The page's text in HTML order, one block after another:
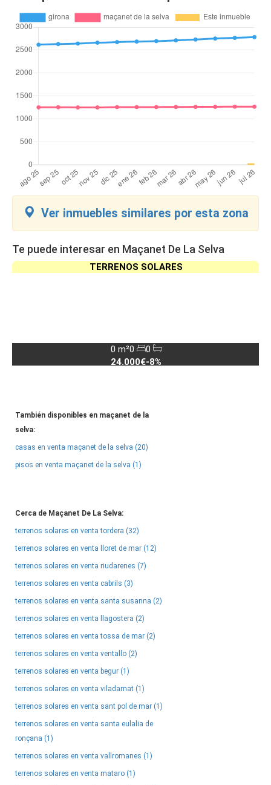
Ver inmuebles similares por esta zona
Te puede interesar en Maçanet De La Selva
TERRENOS SOLARES
0 m²0
0
24.000€-8%
También disponibles en maçanet de la
selva:
casas en venta maçanet de la selva (20)
pisos en venta maçanet de la selva (1)
Cerca de Maçanet De La Selva:
terrenos solares en venta tordera (32)
terrenos solares en venta lloret de mar (12)
terrenos solares en venta riudarenes (7)
terrenos solares en venta cabrils (3)
terrenos solares en venta santa susanna (2)
terrenos solares en venta llagostera (2)
terrenos solares en venta tossa de mar (2)
terrenos solares en venta ventallo (2)
terrenos solares en venta begur (1)
terrenos solares en venta viladamat (1)
terrenos solares en venta sant pol de mar (1)
terrenos solares en venta santa eulalia de
ronçana (1)
terrenos solares en venta vallromanes (1)
terrenos solares en venta mataro (1)